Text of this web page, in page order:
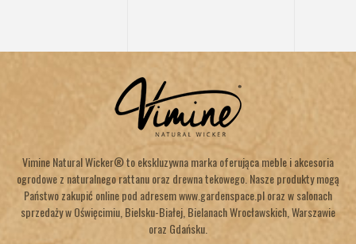
Vimine Natural Wicker® to ekskluzywna marka oferująca meble i akcesoria
ogrodowe z naturalnego rattanu oraz drewna tekowego. Nasze produkty mogą
Państwo zakupić online pod adresem www.gardenspace.pl oraz w salonach
sprzedaży w Oświęcimiu, Bielsku-Białej, Bielanach Wrocławskich, Warszawie
oraz Gdańsku.